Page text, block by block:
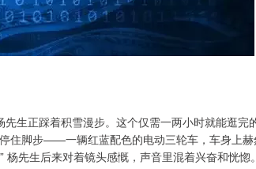
生正踩着积雪漫步。这个仅需一两小时就能逛完
住脚步——一辆红蓝配色的电动三轮车，车身上
先生后来对着镜头感慨，声音里混着兴奋和恍惚。